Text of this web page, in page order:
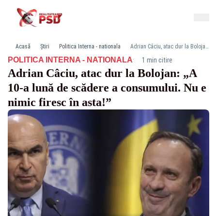
Acasă Știri Politica Interna - nationala Adrian Câciu, atac dur la Bolojan: „A 10-a lună de scădere a consumului. Nu e nimic firesc în asta!”
POLITICA INTERNA - NATIONALA· 1 min citire
Adrian Câciu, atac dur la Bolojan: „A
10-a lună de scădere a consumului. Nu e
nimic firesc în asta!”